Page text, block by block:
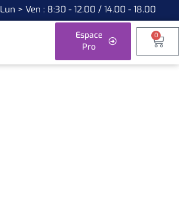
Lun > Ven : 8:30 - 12.00 / 14.00 - 18.00
Espace
Pro
0